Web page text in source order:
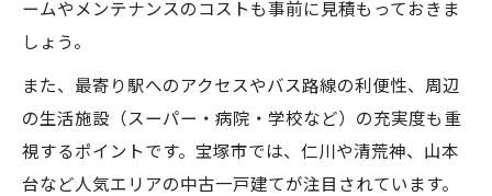
ームやメンテナンスのコストも事前に見積もっておきま
しょう。
また、最寄り駅へのアクセスやバス路線の利便性、周辺
の生活施設（スーパー・病院・学校など）の充実度も重
視するポイントです。宝塚市では、仁川や清荒神、山本
台など人気エリアの中古一戸建てが注目されています。